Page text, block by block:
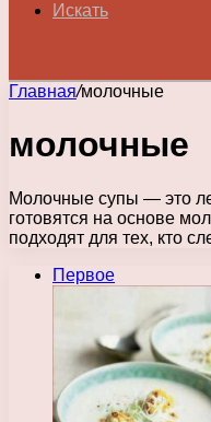
Искать
Главная/молочные
молочные
Молочные супы — это
готовятся на основе
подходят для тех, кто
Первое